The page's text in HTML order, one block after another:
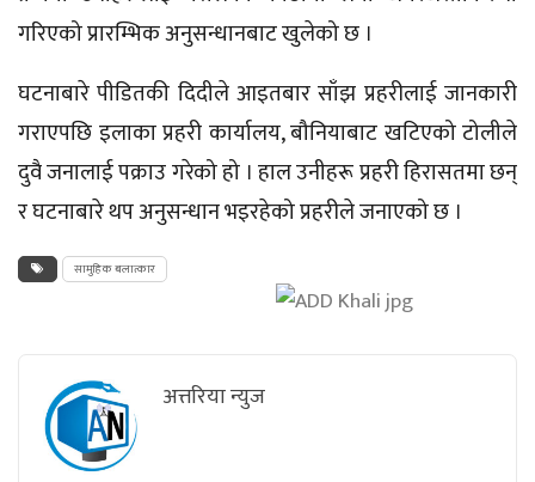
गरिएको प्रारम्भिक अनुसन्धानबाट खुलेको छ ।
घटनाबारे पीडितकी दिदीले आइतबार साँझ प्रहरीलाई जानकारी
गराएपछि इलाका प्रहरी कार्यालय, बौनियाबाट खटिएको टोलीले
दुवै जनालाई पक्राउ गरेको हो । हाल उनीहरू प्रहरी हिरासतमा छन्
र घटनाबारे थप अनुसन्धान भइरहेको प्रहरीले जनाएको छ ।
सामुहिक बलात्कार
अत्तरिया न्युज